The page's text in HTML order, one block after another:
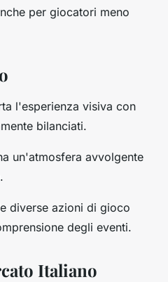
per giocatori meno
l'esperienza visiva con
bilanciati.
un'atmosfera avvolgente
diverse azioni di gioco
degli eventi.
Italiano